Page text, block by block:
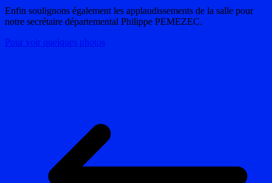
Enfin soulignons également les applaudissements de la salle pour
notre secrétaire départemental Philippe PEMEZEC.
Pour voir quelques photos